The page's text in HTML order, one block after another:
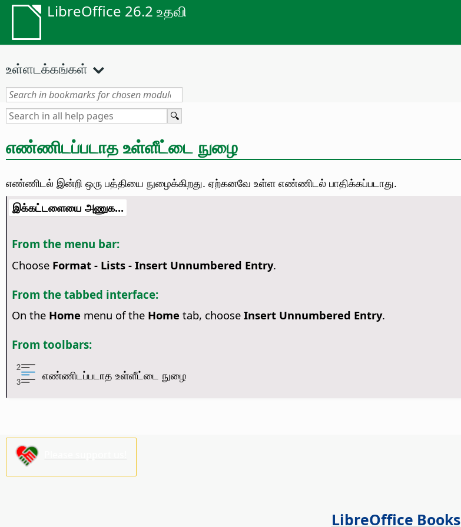
LibreOffice 26.2 உதவி
உள்ளடக்கங்கள்
எண்ணிடப்படாத உள்ளீட்டை நுழை
எண்ணிடல் இன்றி ஒரு பத்தியை நுழைக்கிறது. ஏற்கனவே உள்ள எண்ணிடல் பாதிக்கப்படாது.
இக்கட்டளையை அணுக...
From the menu bar:
Choose Format - Lists - Insert Unnumbered Entry.
From the tabbed interface:
On the Home menu of the Home tab, choose Insert Unnumbered Entry.
From toolbars:
எண்ணிடப்படாத உள்ளீட்டை நுழை
LibreOffice Books